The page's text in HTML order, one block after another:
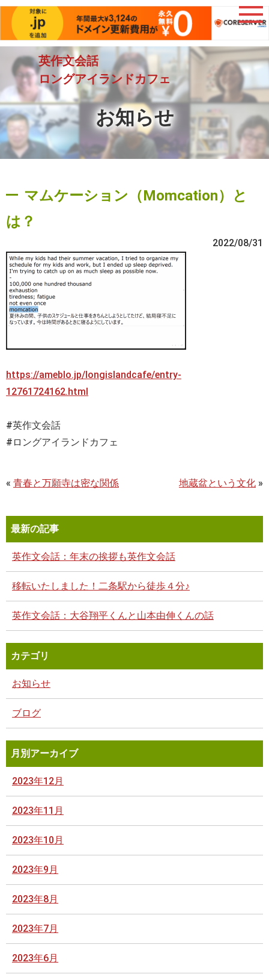
英作文会話
ロングアイランドカフェ
お知らせ
マムケーション（Momcation）と
は？
2022/08/31
https://ameblo.jp/longislandcafe/entry-
12761724162.html
#英作文会話
#ロングアイランドカフェ
« 青春と万願寺は密な関係 地蔵盆という文化 »
最新の記事
英作文会話：年末の挨拶も英作文会話
移転いたしました！二条駅から徒歩４分♪
英作文会話：大谷翔平くんと山本由伸くんの話
カテゴリ
お知らせ
ブログ
月別アーカイブ
2023年12月
2023年11月
2023年10月
2023年9月
2023年8月
2023年7月
2023年6月